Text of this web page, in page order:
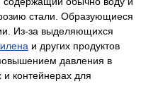
стали. Образующиеся
Из-за выделяющихся
и других продуктов
давления в
контейнерах для